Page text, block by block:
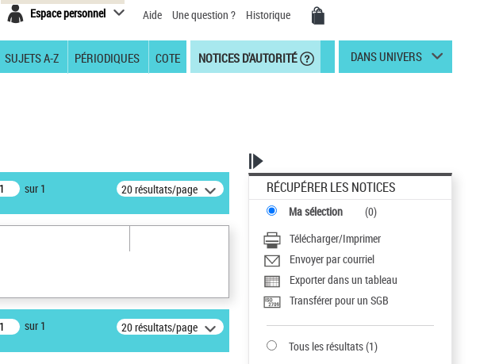
Espace personnel Aide Une question ? Historique
SUJETS A-Z PÉRIODIQUES COTE NOTICES D'AUTORITÉ DANS UNIVERS
sur 1 20 résultats/page
sur 1 20 résultats/page
RÉCUPÉRER LES NOTICES
Ma sélection (0)
Télécharger/Imprimer
Envoyer par courriel
Exporter dans un tableau
Transférer pour un SGB
Tous les résultats(1)